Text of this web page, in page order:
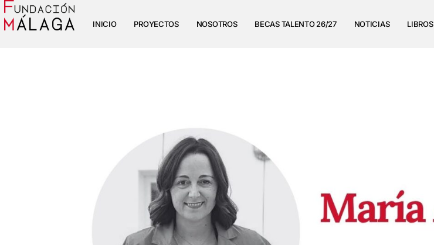
INICIO PROYECTOS NOSOTROS BECAS TALENTO 26/27 NOTICIAS LIBROS